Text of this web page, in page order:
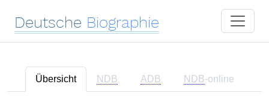
Deutsche Biographie
Übersicht NDB ADB NDB-online